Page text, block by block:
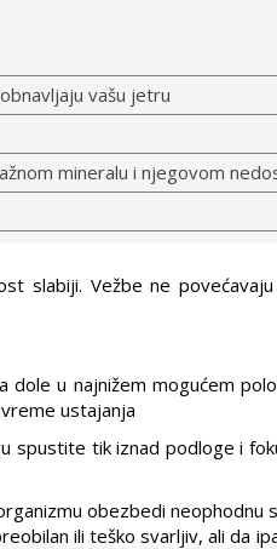
vašu jetru
mineralu i njegovom
slabiji. Vežbe ne
u najnižem mogućem
ustajanja
spustite tik iznad podloge i
obezbedi neophodnu
ili teško svarljiv, ali da